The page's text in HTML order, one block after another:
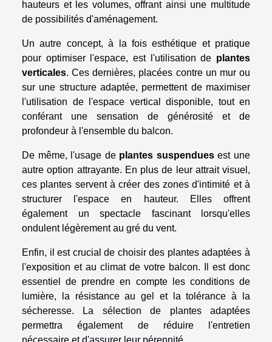
hauteurs et les volumes, offrant ainsi une multitude
de possibilités d'aménagement.
Un autre concept, à la fois esthétique et pratique
pour optimiser l'espace, est l'utilisation de plantes
verticales. Ces dernières, placées contre un mur ou
sur une structure adaptée, permettent de maximiser
l'utilisation de l'espace vertical disponible, tout en
conférant une sensation de générosité et de
profondeur à l'ensemble du balcon.
De même, l'usage de plantes suspenduesest une
autre option attrayante. En plus de leur attrait visuel,
ces plantes servent à créer des zones d'intimité et à
structurer l'espace en hauteur. Elles offrent
également un spectacle fascinant lorsqu'elles
ondulent légèrement au gré du vent.
Enfin, il est crucial de choisir des plantes adaptées à
l'exposition et au climat de votre balcon. Il est donc
essentiel de prendre en compte les conditions de
lumière, la résistance au gel et la tolérance à la
sécheresse. La sélection de plantes adaptées
permettra également de réduire l'entretien